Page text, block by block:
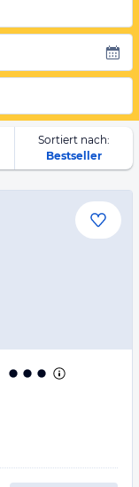
Sortiert nach:
Bestseller